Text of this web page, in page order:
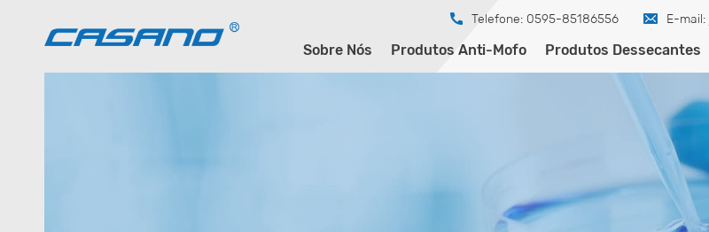
Telefone: 0595-85186556 E-mail:
Sobre Nós Produtos Anti-Mofo Produtos Dessecantes